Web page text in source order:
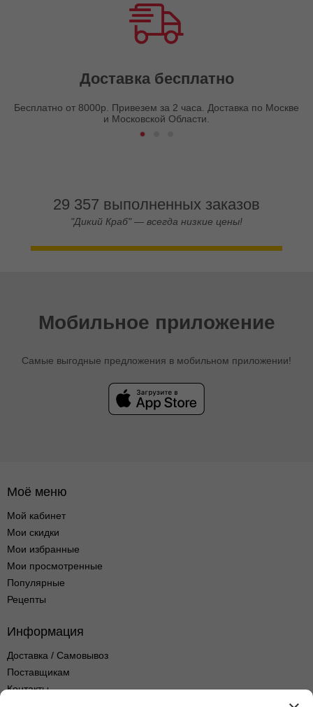
Доставка бесплатно
Бесплатно от 8000р. Привезем за 2 часа. Доставка по Москве
и Московской Области.
29 357 выполненных заказов
"Дикий Краб" — всегда низкие цены!
Мобильное приложение
Самые выгодные предложения в мобильном приложении!
Моё меню
Мой кабинет
Мои скидки
Мои избранные
Мои просмотренные
Популярные
Рецепты
Информация
Доставка / Самовывоз
Поставщикам
Контакты